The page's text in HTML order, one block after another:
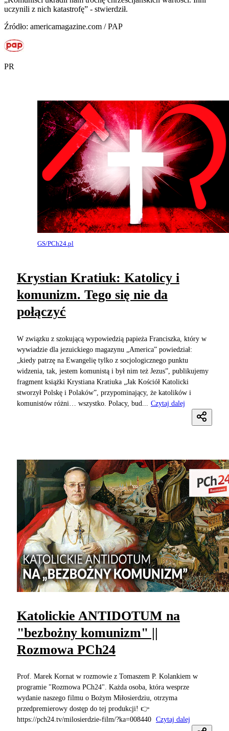
uczynili z nich katastrofę” - stwierdził.
Źródło: americamagazine.com / PAP
PR
GS/PCh24.pl
Krystian Kratiuk: Katolicy i
komunizm. Tego się nie da
połączyć
W związku z szokującą wypowiedzią papieża Franciszka, który w
wywiadzie dla jezuickiego magazynu „America” powiedział:
„kiedy patrzę na Ewangelię tylko z socjologicznego punktu
widzenia, tak, jestem komunistą i był nim też Jezus”, publikujemy
fragment książki Krystiana Kratiuka „Jak Kościół Katolicki
stworzył Polskę i Polaków”, przypominający, że katolików i
komunistów różni… wszystko. Polacy, bud...
Czytaj dalej
Katolickie ANTIDOTUM na
"bezbożny komunizm" ||
Rozmowa PCh24
Prof. Marek Kornat w rozmowie z Tomaszem P. Kolankiem w
programie "Rozmowa PCh24". Każda osoba, która wesprze
wydanie naszego filmu o Bożym Miłosierdziu, otrzyma
przedpremierowy dostęp do tej produkcji! 👉
https://pch24.tv/milosierdzie-film/?ka=008440 Czytaj dalej